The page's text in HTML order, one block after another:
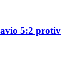
5:2 protiv